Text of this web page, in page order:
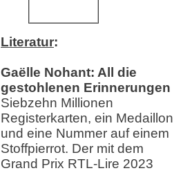
Literatur:
Gaëlle Nohant: All die
gestohlenen Erinnerungen
Siebzehn Millionen
Registerkarten, ein Medaillon
und eine Nummer auf einem
Stoffpierrot. Der mit dem
Grand Prix RTL-Lire 2023